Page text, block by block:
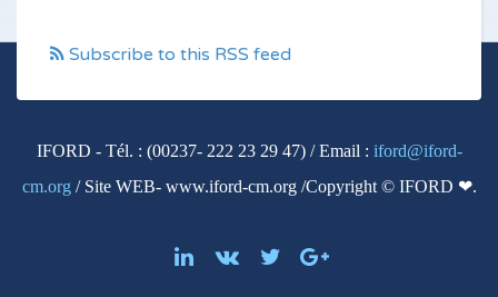
Subscribe to this RSS feed
IFORD - Tél. : (00237- 222 23 29 47) / Email : iford@iford-
cm.org / Site WEB- www.iford-cm.org /Copyright © IFORD ❤.